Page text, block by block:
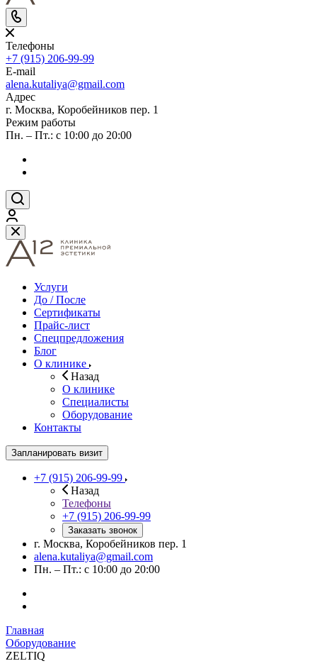
Телефоны
+7 (915) 206-99-99
E-mail
alena.kutaliya@gmail.com
Адрес
г. Москва, Коробейников пер. 1
Режим работы
Пн. – Пт.: с 10:00 до 20:00
Услуги
До / После
Сертификаты
Прайс-лист
Спецпредложения
Блог
О клинике
Назад
О клинике
Специалисты
Оборудование
Контакты
Запланировать визит
+7 (915) 206-99-99
Назад
Телефоны
+7 (915) 206-99-99
Заказать звонок
г. Москва, Коробейников пер. 1
alena.kutaliya@gmail.com
Пн. – Пт.: с 10:00 до 20:00
Главная
Оборудование
ZELTIQ